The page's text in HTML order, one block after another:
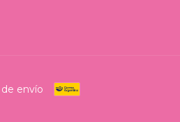
envío